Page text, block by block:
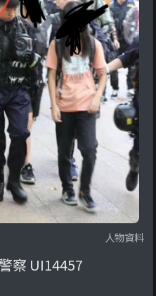
人物資料
察 UI14457